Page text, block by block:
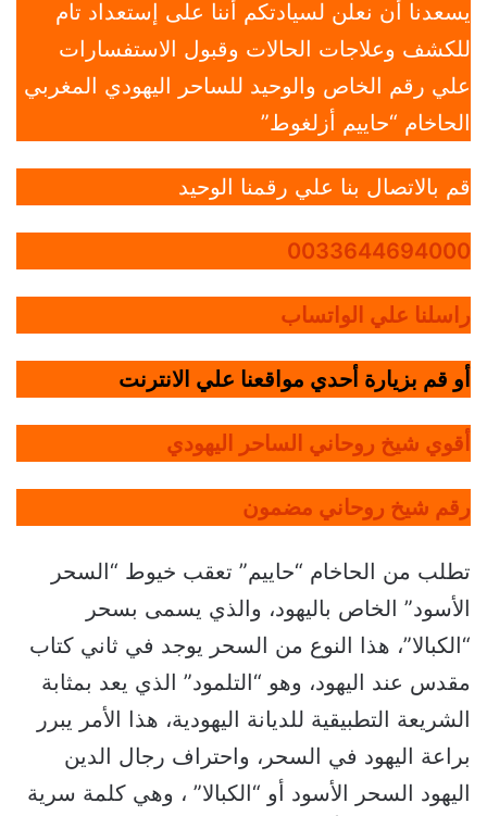
يسعدنا أن نعلن لسيادتكم أننا على إستعداد تام
للكشف وعلاجات الحالات وقبول الاستفسارات
علي رقم الخاص والوحيد للساحر اليهودي المغربي
الحاخام “حاييم أزلغوط”
قم بالاتصال بنا علي رقمنا الوحيد
0033644694000
راسلنا علي الواتساب
أو قم بزيارة أحدي مواقعنا علي الانترنت
أقوي شيخ روحاني الساحر اليهودي
رقم شيخ روحاني مضمون
تطلب من الحاخام “حاييم” تعقب خيوط “السحر
الأسود” الخاص باليهود، والذي يسمى بسحر
“الكبالا”، هذا النوع من السحر يوجد في ثاني كتاب
مقدس عند اليهود، وهو “التلمود” الذي يعد بمثابة
الشريعة التطبيقية للديانة اليهودية، هذا الأمر يبرر
براعة اليهود في السحر، واحتراف رجال الدين
اليهود السحر الأسود أو “الكبالا” ، وهي كلمة سرية